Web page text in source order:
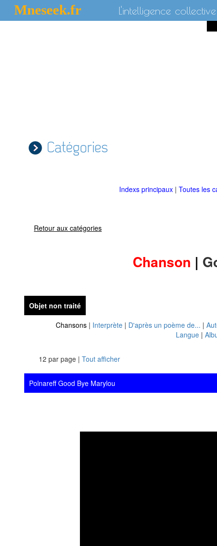
Mneseek.fr L'intelligence collective
Catégories
Indexs principaux | Toutes les
Retour aux catégories
Chanson |
Objet non traité
Chansons | Interprète | D'après un poème de... |
Langue |
12 par page | Tout afficher
Polnareff Good Bye Marylou